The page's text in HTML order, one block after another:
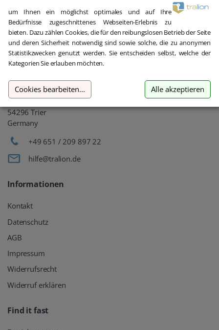
Gebrauchte Software kaufen
Aber sicher!
oemhandel24 UG (haftungsbeschränkt)
Klaus-Kordel-Straße 4
54296 Trier
Germany
+49 651 / 209 897 22
hilfe@tralion.de
Informationen
Kontakt
Datenschutz
AGB
Impressum
Widerrufsrecht
Widerruf erklären
Find it fast
um Ihnen ein möglichst optimales und auf Ihre
Bedürfnisse zugeschnittenes Webseiten-Erlebnis zu
bieten. Dazu zählen Cookies, die für den reibungslosen Betrieb der Seite
und deren Sicherheit notwendig sind sowie solche, die zu anonymen
Statistikzwecken genutzt werden. Sie entscheiden selbst, welche der
Kategorien Sie erlauben möchten.
Cookies bearbeiten... Alle akzeptieren